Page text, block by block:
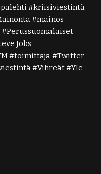
kriisiviestintä
mainos
Perussuomalaiset
Jobs
toimittaja
Twitter
Vihreät Yle